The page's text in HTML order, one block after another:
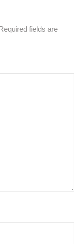
fields are